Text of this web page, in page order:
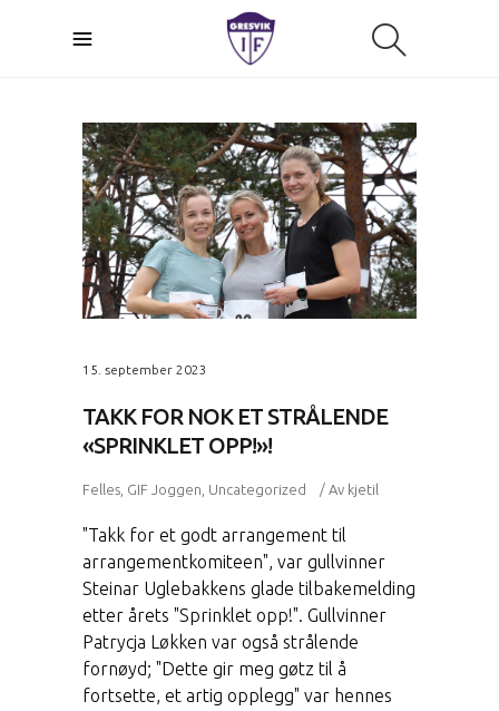
15. september 2023
TAKK FOR NOK ET STRÅLENDE
«SPRINKLET OPP!»!
Felles GIF Joggen Uncategorized Av kjetil
"Takk for et godt arrangement til
arrangementkomiteen", var gullvinner
Steinar Uglebakkens glade tilbakemelding
etter årets "Sprinklet opp!". Gullvinner
Patrycja Løkken var også strålende
fornøyd; "Dette gir meg gøtz til å
fortsette, et artig opplegg" var hennes